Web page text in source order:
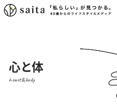
心と体
heart&body